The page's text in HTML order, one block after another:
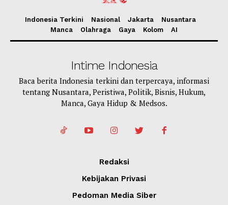
Indonesia Terkini Nasional Jakarta
Nusantara
Manca
Olahraga Gaya Kolom AI
Intime Indonesia
Baca berita Indonesia terkini dan terpercaya, informasi
tentang Nusantara, Peristiwa, Politik, Bisnis, Hukum,
Manca, Gaya Hidup & Medsos.
Redaksi
Kebijakan Privasi
Pedoman Media Siber